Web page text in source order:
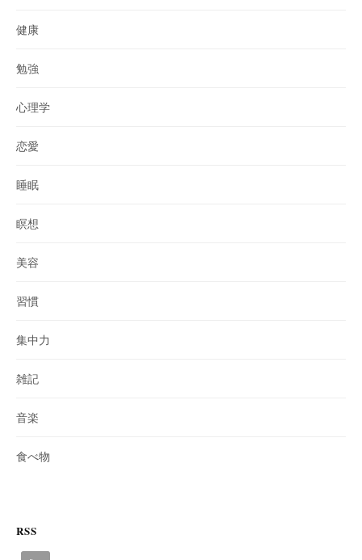
健康
勉強
心理学
恋愛
睡眠
瞑想
美容
習慣
集中力
雑記
音楽
食べ物
RSS